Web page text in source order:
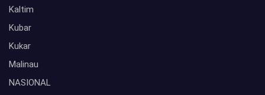
Kaltim
Kubar
Kukar
Malinau
NASIONAL